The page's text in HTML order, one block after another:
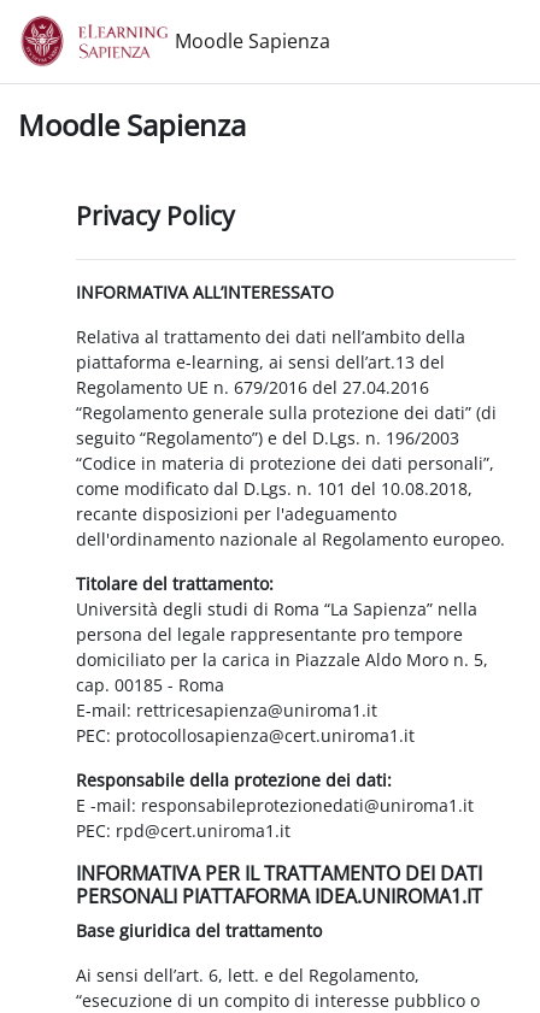
Vai al contenuto principale
Moodle Sapienza
Moodle Sapienza
Privacy Policy
INFORMATIVA ALL’INTERESSATO
Relativa al trattamento dei dati nell’ambito della
piattaforma e-learning, ai sensi dell’art.13 del
Regolamento UE n. 679/2016 del 27.04.2016
“Regolamento generale sulla protezione dei dati” (di
seguito “Regolamento”) e del D.Lgs. n. 196/2003
“Codice in materia di protezione dei dati personali”,
come modificato dal D.Lgs. n. 101 del 10.08.2018,
recante disposizioni per l'adeguamento
dell'ordinamento nazionale al Regolamento europeo.
Titolare del trattamento:
Università degli studi di Roma “La Sapienza” nella
persona del legale rappresentante pro tempore
domiciliato per la carica in Piazzale Aldo Moro n. 5,
cap. 00185 - Roma
E-mail: rettricesapienza@uniroma1.it
PEC: protocollosapienza@cert.uniroma1.it
Responsabile della protezione dei dati:
E -mail: responsabileprotezionedati@uniroma1.it
PEC: rpd@cert.uniroma1.it
INFORMATIVA PER IL TRATTAMENTO DEI DATI
PERSONALI PIATTAFORMA IDEA.UNIROMA1.IT
Base giuridica del trattamento
Ai sensi dell’art. 6, lett. e del Regolamento,
“esecuzione di un compito di interesse pubblico o